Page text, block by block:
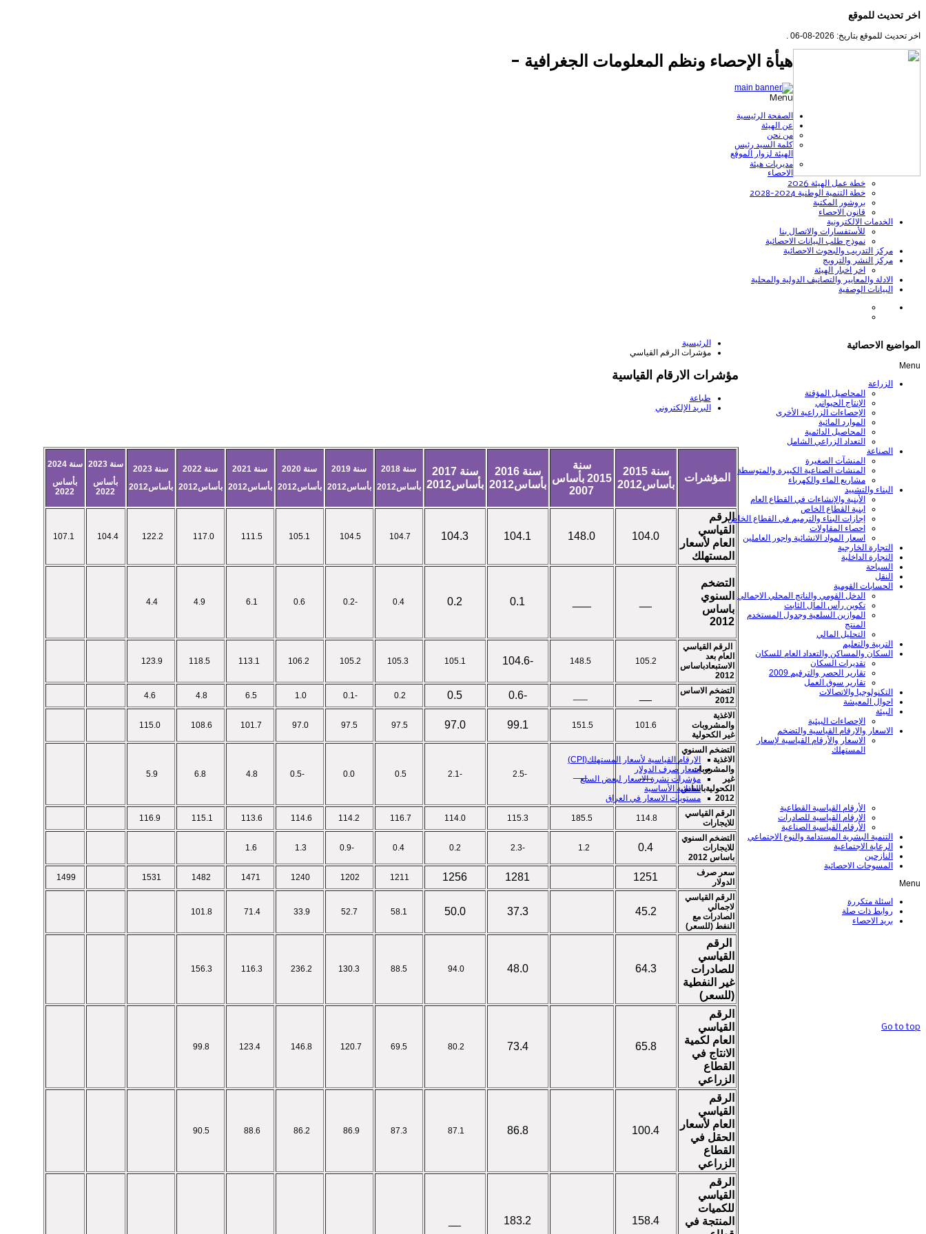
اخر تحديث للموقع
اخر تحديث للموقع بتاريخ: 2026-08-06 .
هيأة الإحصاء ونظم المعلومات الجغرافية -
Menu
الصفحة الرئيسية
عن الهيئة
من نحن
كلمة السيد رئيس
الهيئة لزوار الموقع
مديريات هيئة
الاحصاء
خطة عمل الهيئة 2026
خطة التنمية الوطنية 2024-2028
بروشور المكتبة
قانون الاحصاء
الخدمات الالكترونية
للأستفسارات والاتصال بنا
نموذج طلب البيانات الاحصائية
مركز التدريب والبحوث الاحصائية
مركز النشر والترويج
اخر اخبار الهيئة
الادلة والمعايير والتصانيف الدولية والمحلية
البيانات الوصفية
الرئيسية
مؤشرات الرقم القياسي
مؤشرات الارقام القياسية
طباعة
البريد الإلكتروني
المؤشرات
سنة 2015
بأساس2012
سنة
2015 بأساس
2007
سنة 2016
بأساس2012
سنة 2017
بأساس2012
سنة 2018
بأساس2012
سنة 2019
بأساس2012
سنة 2020
بأساس2012
سنة 2021
بأساس2012
سنة 2022
بأساس2012
سنة 2023
بأساس2012
سنة 2023
بأساس
2022
سنة 2024
بأساس
2022
الرقم
القياسي
العام لأسعار
المستهلك
104.0
148.0
104.1
104.3
104.7
104.5
111.5
117.0
122.2
104.4
التضخم
السنوي
باساس
2012
0.1
0.2
-0.2
0.6
6.1
4.4
الرقم القياسي
العام بعد
الاستبعادباساس
2012
105.2
-104.6
105.1
105.2
118.5
123.9
التضخم الاساس
2012
-0.6
0.5
0.2
-0.1
1.0
6.5
4.8
الاغذية
والمشروبات
غير الكحولية
101.6
151.5
99.1
97.0
97.5
97.5
97.0
101.7
108.6
115.0
التضخم السنوي
الاغذية
والمشروبات
غير
الكحوليةباساس
2012
__
___
-2.5
-2.1
0.5
-0.5
4.8
5.9
الرقم القياسي
للايجارات
114.8
185.5
115.3
114.0
116.7
114.6
113.6
115.1
التضخم السنوي
للايجارات
باساس 2012
0.4
-2.3
0.2
-0.9
1.3
1.6
سعر صرف
الدولار
1251
1281
1256
1211
1202
1240
1471
1482
1531
1499
الرقم القياسي
لاجمالي
الصادرات مع
النفط (للسعر)
45.2
37.3
50.0
33.9
71.4
101.8
الرقم
القياسي
للصادرات
غير النفطية
(للسعر)
64.3
48.0
94.0
88.5
236.2
116.3
156.3
الرقم
القياسي
العام لكمية
الانتاج في
القطاع
الزراعي
65.8
73.4
80.2
69.5
120.7
146.8
99.8
الرقم
القياسي
العام لأسعار
الحقل في
القطاع
الزراعي
100.4
86.8
87.1
86.9
86.2
88.6
90.5
الرقم
القياسي
للكميات
المنتجة في
158.4
183.2
المواضيع الاحصائية
Menu
الزراعة
المحاصيل المؤقتة
الإنتاج الحيواني
الإحصاءات الزراعية الأخرى
الموارد المائية
المحاصيل الدائمية
التعداد الزراعي الشامل
الصناعة
المنشآت الصغيرة
المنشات الصناعية الكبيرة والمتوسطة
مشاريع الماء والكهرباء
البناء والتشييد
الأبنية والإنشاءات في القطاع العام
ابنية القطاع الخاص
إجازات البناء والترميم في القطاع الخاص
احصاء المقاولات
اسعار المواد الانشائية واجور العاملين
التجارة الخارجية
التجارة الداخلية
السياحة
النقل
الحسابات القومية
الدخل القومي والناتج المحلي الاجمالي
تكوين رأس المال الثابت
الموازين السلعية وجدول المستخدم
المنتج
التحليل المالي
التربية والتعليم
السكان والمساكن والتعداد العام للسكان
تقديرات السكان
تقارير الحصر والترقيم 2009
تقارير سوق العمل
التكنولوجيا والاتصالات
احوال المعيشة
البيئة
الإحصاءات البيئية
الاسعار والارقام القياسية والتضخم
الاسعار والأرقام القياسية لإسعار
المستهلك
الارقام القياسية لأسعار المستهلك(CPI)
اسعار صرف الدولار
مؤشرات نشرة الاسعار لبعض السلع
الغذائیة الأساسیة
مستويات الاسعار في العراق
الأرقام القياسية القطاعية
الارقام القياسية للصادرات
الأرقام القياسية الصناعية
التنمية البشرية المستدامة والنوع الاجتماعي
الرعاية الاجتماعية
النازحين
المسوحات الاحصائية
Menu
اسئلة متكررة
روابط ذات صلة
بريد الاحصاء
Go to top